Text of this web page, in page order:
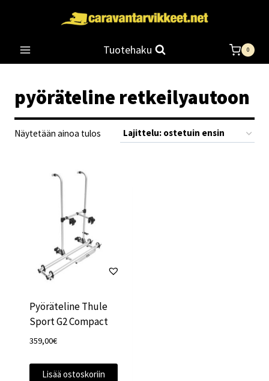
Tuotehaku 0
pyöräteline retkeilyautoon
Näytetään ainoa tulos
Pyöräteline Thule
Sport G2 Compact
359,00€
Lisää ostoskoriin